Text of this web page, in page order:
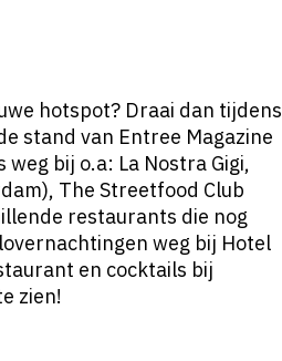
hotspot? Draai dan tijdens
stand van Entree Magazine
bij o.a: La Nostra Gigi,
The Streetfood Club
restaurants die nog
weg bij Hotel
en cocktails bij
zien!